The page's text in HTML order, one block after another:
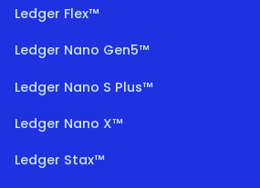
Ledger Flex™
Ledger Nano Gen5™
Ledger Nano S Plus™
Ledger Nano X™
Ledger Stax™